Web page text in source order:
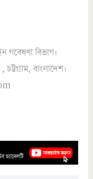
গবেষণা বিভাগ।
বাংলাদেশ।